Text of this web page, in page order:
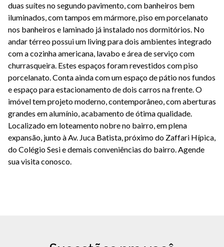
duas suítes no segundo pavimento, com banheiros bem
iluminados, com tampos em mármore, piso em porcelanato
nos banheiros e laminado já instalado nos dormitórios. No
andar térreo possui um living para dois ambientes integrado
com a cozinha americana, lavabo e área de serviço com
churrasqueira. Estes espaços foram revestidos com piso
porcelanato. Conta ainda com um espaço de pátio nos fundos
e espaço para estacionamento de dois carros na frente. O
imóvel tem projeto moderno, contemporâneo, com aberturas
grandes em alumínio, acabamento de ótima qualidade.
Localizado em loteamento nobre no bairro, em plena
expansão, junto à Av. Juca Batista, próximo do Zaffari Hípica,
do Colégio Sesi e demais conveniências do bairro. Agende
sua visita conosco.